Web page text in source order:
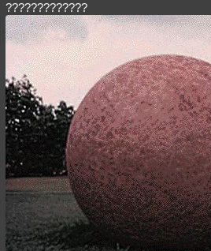
Astronomie Helpdesk Gruppen
Musik Clash Verbesserungen
Übersichten
Besucht Teilgenommen Alle
Lesenswert Schlüsselwörter
?????????????